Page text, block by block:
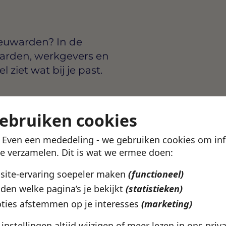
cookies
Even een mededeling - we gebruiken cookies om
verzamelen. Dit is wat we ermee doen:
ervaring soepeler maken (functioneel)
welke pagina’s je bekijkt (statistieken)
afstemmen op je interesses (marketing)
In de
werkgevers en
ziet wat bij je past.
€2500 en €3400 per
Via de Swipe4Work-app
solliciteren.
Bekijk het
pagina.